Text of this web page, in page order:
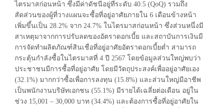
ไตรมาสก่อนหน้า ซึ่งมีค่าดัชนีอยู่ที่ระดับ 40.5 (QoQ) รวมถึง
สัดส่วนของผู้ที่วางแผนจะซื้อที่อยู่อาศัยภายใน 6 เดือนข้างหน้า
เพิ่มขึ้นเป็น 28.2% จาก 24.7% ในไตรมาสก่อนหน้า ซึ่งส่วนหนึ่งมี
สาเหตุมาจากการปรับลดของอัตราดอกเบี้ย และสถาบันการเงินมี
การจัดทำผลิตภัณฑ์สินเชื่อที่อยู่อาศัยอัตราดอกเบี้ยต่ำ สามารถ
กระตุ้นกำลังซื้อในไตรมาสที่ 4 ปี 2567 โดยข้อมูลส่วนใหญ่พบว่า
ประชาชนมีการซื้อที่อยู่อาศัย โดยมีวัตถุประสงค์เพื่ออยู่อาศัยเอง
(32.1%) มากกว่าซื้อเพื่อการลงทุน (15.8%) และส่วนใหญ่มีอาชีพ
เป็นพนักงานบริษัทเอกชน (55.1%) มีรายได้เฉลี่ยต่อเดือน อยู่ใน
ช่วง 15,001 – 30,000 บาท (34.4%) และต้องการซื้อที่อยู่อาศัยใน